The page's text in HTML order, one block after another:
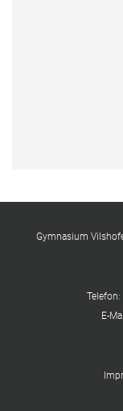
Gymnasium
E-